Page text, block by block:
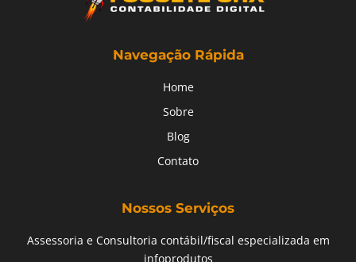
Navegação Rápida
Home
Sobre
Blog
Contato
Nossos Serviços
Assessoria e Consultoria contábil/fiscal especializada em
infoprodutos